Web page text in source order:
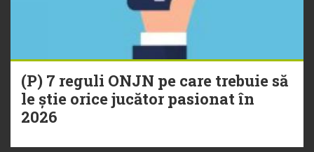
(P) 7 reguli ONJN pe care trebuie să
le știe orice jucător pasionat în
2026